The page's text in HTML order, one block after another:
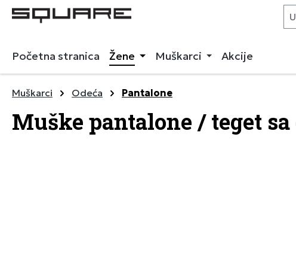
Preskoči na glavnu navigaciju
Početna stranica Žene Muškarci Akcije
Muškarci Odeća Pantalone
Muške pantalone / teget